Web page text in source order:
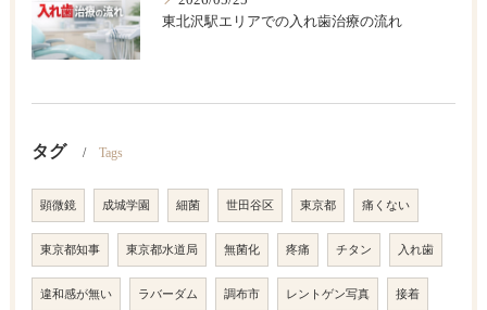
東北沢駅エリアでの入れ歯治療の流れ
タグ Tags
顕微鏡 成城学園 細菌 世田谷区 東京都 痛くない
東京都知事 東京都水道局 無菌化 疼痛 チタン 入れ歯
違和感が無い ラバーダム 調布市 レントゲン写真 接着